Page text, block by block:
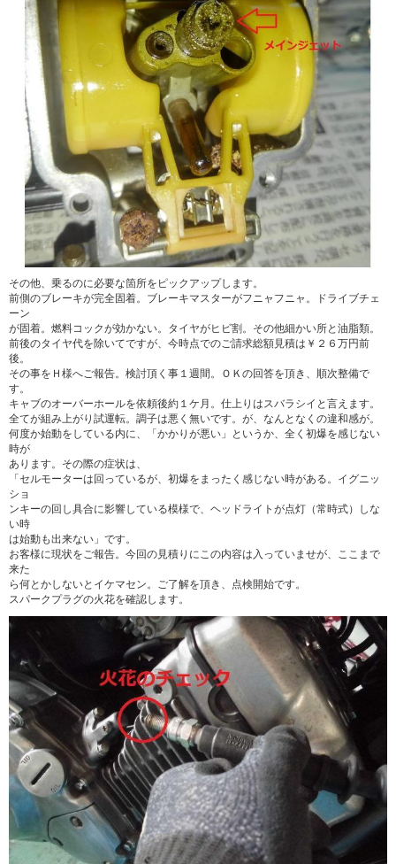
その他、乗るのに必要な箇所をピックアップします。
前側のブレーキが完全固着。ブレーキマスターがフニャフニャ。ドライブチェ
ーン
が固着。燃料コックが効かない。タイヤがヒビ割。その他細かい所と油脂類。
前後のタイヤ代を除いてですが、今時点でのご請求総額見積は￥２６万円前
後。
その事をＨ様へご報告。検討頂く事１週間。ＯＫの回答を頂き、順次整備で
す。
キャブのオーバーホールを依頼後約１ケ月。仕上りはスバラシイと言えます。
全てが組み上がり試運転。調子は悪く無いです。が、なんとなくの違和感が。
何度か始動をしている内に、「かかりが悪い」というか、全く初爆を感じない
時が
あります。その際の症状は、
「セルモーターは回っているが、初爆をまったく感じない時がある。イグニッ
ショ
ンキーの回し具合に影響している模様で、ヘッドライトが点灯（常時式）しな
い時
は始動も出来ない」です。
お客様に現状をご報告。今回の見積りにこの内容は入っていませが、ここまで
来た
ら何とかしないとイケマセン。ご了解を頂き、点検開始です。
スパークプラグの火花を確認します。